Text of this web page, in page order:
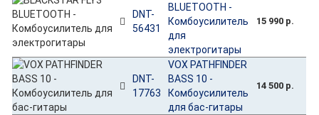
DNT-
56431
BLUETOOTH -
Комбоусилитель
для
электрогитары
15 990 р.
DNT-
17763
VOX PATHFINDER
BASS 10 -
Комбоусилитель
для бас-гитары
14 500 р.